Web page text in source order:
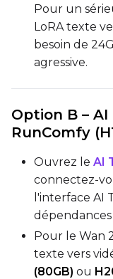
Pour un
LoRA texte
besoin de
agressive.
Option B –
RunComfy
Ouvrez le AI
connectez-
l'interface AI
Pour le Wan
texte vers
(80GB) ou